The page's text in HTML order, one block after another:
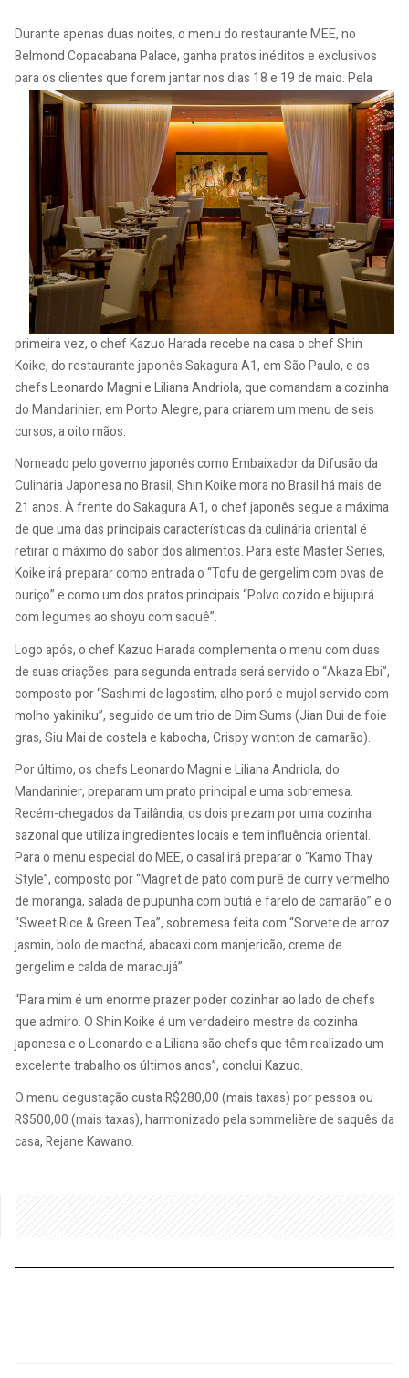
Durante apenas duas noites, o menu do restaurante MEE, no
Belmond Copacabana Palace, ganha pratos inéditos e exclusivos
para os clientes que forem jantar nos dias 18 e 19 demaio. Pela
primeira vez, o chef Kazuo Harada recebe na casa o chef Shin
Koike, do restaurante japonês Sakagura A1, em São Paulo, e os
chefs Leonardo Magni e Liliana Andriola, que comandam a cozinha
do Mandarinier, em Porto Alegre, para criarem um menu de seis
cursos, a oito mãos.
Nomeado pelo governo japonês como Embaixador da Difusão da
Culinária Japonesa no Brasil, Shin Koike mora no Brasil há mais de
21 anos. À frente do Sakagura A1, o chef japonês segue a máxima
de que uma das principais características da culinária oriental é
retirar o máximo do sabor dos alimentos. Para este Master Series,
Koike irá preparar como entrada o “Tofu de gergelim com ovas de
ouriço” e como um dos pratos principais “Polvo cozido e bijupirá
com legumes ao shoyu com saquê”.
Logo após, o chef Kazuo Harada complementa o menu com duas
de suas criações: para segunda entrada será servido o “Akaza Ebi”,
composto por “Sashimi de lagostim, alho poró e mujol servido com
molho yakiniku”, seguido de um trio de Dim Sums (Jian Dui de foie
gras, Siu Mai de costela e kabocha, Crispy wonton de camarão).
Por último, os chefs Leonardo Magni e Liliana Andriola, do
Mandarinier, preparam um prato principal e uma sobremesa.
Recém-chegados da Tailândia, os dois prezam por uma cozinha
sazonal que utiliza ingredientes locais e tem influência oriental.
Para o menu especial do MEE, o casal irá preparar o “Kamo Thay
Style”, composto por “Magret de pato com purê de curry vermelho
de moranga, salada de pupunha com butiá e farelo de camarão” e o
“Sweet Rice & Green Tea”, sobremesa feita com “Sorvete de arroz
jasmin, bolo de macthá, abacaxi com manjericão, creme de
gergelim e calda de maracujá”.
“Para mim é um enorme prazer poder cozinhar ao lado de chefs
que admiro. O Shin Koike é um verdadeiro mestre da cozinha
japonesa e o Leonardo e a Liliana são chefs que têm realizado um
excelente trabalho os últimos anos”, conclui Kazuo.
O menu degustação custa R$280,00 (mais taxas) por pessoa ou
R$500,00 (mais taxas), harmonizado pela sommelière de saquês da
casa, Rejane Kawano.